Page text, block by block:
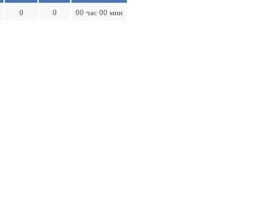
0 0 00 час 00 мин